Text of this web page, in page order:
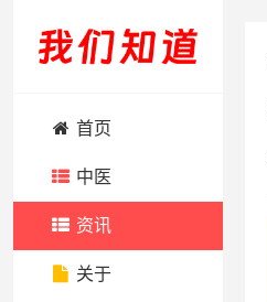
首页
中医
资讯
关于